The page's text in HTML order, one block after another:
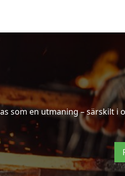
som en utmaning – särskilt